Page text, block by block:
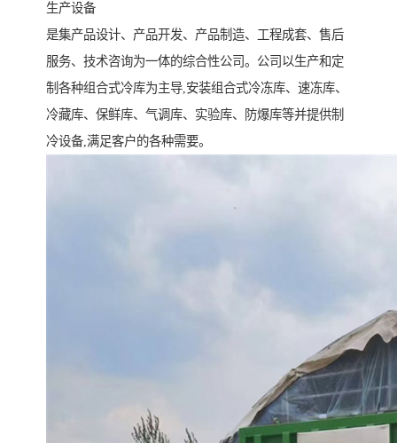
生产设备
是集产品设计、产品开发、产品制造、工程成套、售后
服务、技术咨询为一体的综合性公司。公司以生产和定
制各种组合式冷库为主导,安装组合式冷冻库、速冻库、
冷藏库、保鲜库、气调库、实验库、防爆库等并提供制
冷设备,满足客户的各种需要。